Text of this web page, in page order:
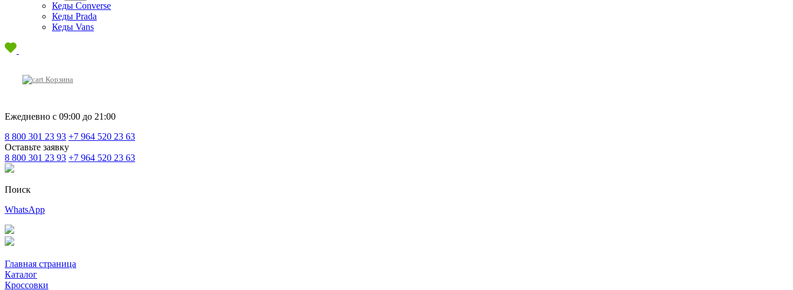
Кеды Converse
Кеды Prada
Кеды Vans
Корзина
Ежедневно с 09:00 до 21:00
8 800 301 23 93 +7 964 520 23 63
Оставьте заявку
8 800 301 23 93 +7 964 520 23 63
Поиск
WhatsApp
Главная страница
Каталог
Кроссовки